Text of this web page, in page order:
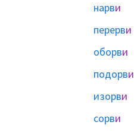
нарви
перерви
оборви
подорви
изорви
сорви